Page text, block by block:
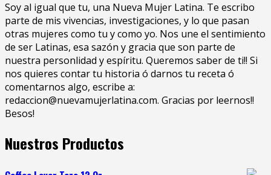
Soy al igual que tu, una Nueva Mujer Latina. Te escribo
parte de mis vivencias, investigaciones, y lo que pasan
otras mujeres como tu y como yo. Nos une el sentimiento
de ser Latinas, esa sazón y gracia que son parte de
nuestra personlidad y espíritu. Queremos saber de ti!! Si
nos quieres contar tu historia ó darnos tu receta ó
comentarnos algo, escribe a:
redaccion@nuevamujerlatina.com. Gracias por leernos!!
Besos!
Nuestros Productos